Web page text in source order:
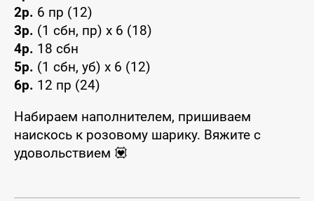
2р. 6 пр (12)
3р. (1 сбн, пр) x 6 (18)
4р. 18 сбн
5р. (1 сбн, уб) x 6 (12)
6р. 12 пр (24)
Набираем наполнителем, пришиваем
наискось к розовому шарику. Вяжите с
удовольствием 💟